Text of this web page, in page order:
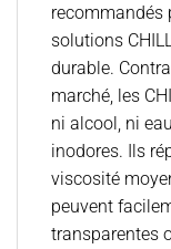
recommandés
solutions
durable.
marché, les
ni alcool, ni
inodores. Ils
viscosité
peuvent
transparentes